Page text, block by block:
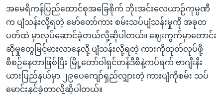
ရှာဖွေ
ရန်
နေရာ
ဘာသာစကားများ
အမေရိကန်ပြည်ထောင်စုအခြေစိုက် ဘိုးအင်းလေယာဉ်ကုမ္ပဏီ
က ပျံသန်းလို့ရတဲ့ မော်တော်ကား စမ်းသပ်ပျံသန်းမှုကို အခုတ
ပတ်ထဲ မှာလုပ်ဆောင်ခဲ့တယ်လို့ဆိုပါတယ်။ ဈေးကွက်မှာတောင်း
ဆိုမှုတွေမြင့်မားလာနေလို့ ပျံသန်းလို့ရတဲ့ ကားကိုထုတ်လုပ်ဖို့
စီစဉ်နေတာဖြစ်ပြီး မြို့တော်ဝါရှင်တန်ဒီစီနဲ့ကပ်ရက် ဗာဂျီးနီး
ယားပြည်နယ်မှာ ၂၉ပေကျော်ရှည်လျှားတဲ့ ကားပျံကိုစမ်း သပ်
မောင်းနှင်ခဲ့တာလို့ဆိုပါတယ်။